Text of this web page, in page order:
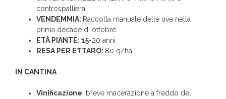
controspalliera.
VENDEMMIA: Raccolta manuale delle uve nella
prima decade di ottobre.
ETÀ PIANTE: 15-20 anni
RESA PER ETTARO: 80 q/ha
IN CANTINA
Vinificazione: breve macerazione a freddo del